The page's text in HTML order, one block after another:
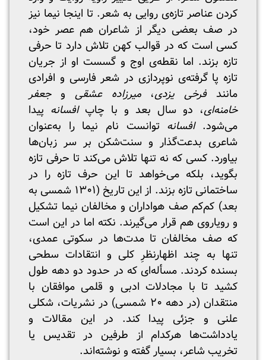
کردن عناصر تازه‌ی روایی به شعر. تا اینجا نیما نیز
در صف بعضی دیگر از شاعران هم‌ عصر خود،
کسی است که در قوالب کهن تلاش دارد تا حرفی
تازه بزند. اما نقطه‌ی اوج و گسست او از جریان
تازه‌ پا گرفته‌ی نوپردازی در شعر فارسی و افرادی
مانندفرخی یزدی،میرزاده عشقی وجعفر
خامنه‌ای، دو سال بعد و با چاپافسانه پیدا
می‌شود.افسانه توانست نام نیما را به‌عنوان
شاعری بدعت‌گذار و سنت‌شکن بر سر زبان‌ها
بیاورد. کسی که نه تنها تلاش می‌کند تا حرفی تازه
بگوید، بلکه می‌خواهد تا این حرف تازه را در
ساختمانی تازه بزند. از این تاریخ (۱۳۰۱ شمسی به
بعد) کم‌کم صف هواداران و مخالفان نیما تشکیل
و رویاروی هم قرار می‌گیرند. نکته اما در این است
که صف مخالفان تا مدت‌ها در سکوتی عمدی،
تنها به چند اظهارنظرِ کلی و انتقادات سطحی
بسنده کردند. مسأله‌ای که در حدود دو دهه طول
کشید تا با مجادلات ادبی و قلمی موافقان با
منتقدان (در دهه ۲۰ شمسی) در نشریات، شکلی
علنی و جزئی پیدا کند. در این مقالات و
یادداشت‌ها هرکدام از طرفین در تقدیس یا
تخریب شاعر، بسیار گفته و نوشته‌اند.